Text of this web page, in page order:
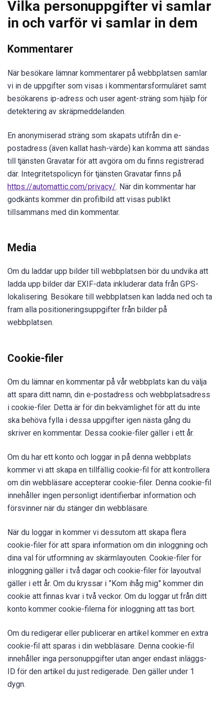
Vilka personuppgifter vi samlar
in och varför vi samlar in dem
Kommentarer
När besökare lämnar kommentarer på webbplatsen samlar
vi in de uppgifter som visas i kommentarsformuläret samt
besökarens ip-adress och user agent-sträng som hjälp för
detektering av skräpmeddelanden.
En anonymiserad sträng som skapats utifrån din e-
postadress (även kallat hash-värde) kan komma att sändas
till tjänsten Gravatar för att avgöra om du finns registrerad
där. Integritetspolicyn för tjänsten Gravatar finns på
https://automattic.com/privacy/. När din kommentar har
godkänts kommer din profilbild att visas publikt
tillsammans med din kommentar.
Media
Om du laddar upp bilder till webbplatsen bör du undvika att
ladda upp bilder där EXIF-data inkluderar data från GPS-
lokalisering. Besökare till webbplatsen kan ladda ned och ta
fram alla positioneringsuppgifter från bilder på
webbplatsen.
Cookie-filer
Om du lämnar en kommentar på vår webbplats kan du välja
att spara ditt namn, din e-postadress och webbplatsadress
i cookie-filer. Detta är för din bekvämlighet för att du inte
ska behöva fylla i dessa uppgifter igen nästa gång du
skriver en kommentar. Dessa cookie-filer gäller i ett år.
Om du har ett konto och loggar in på denna webbplats
kommer vi att skapa en tillfällig cookie-fil för att kontrollera
om din webbläsare accepterar cookie-filer. Denna cookie-fil
innehåller ingen personligt identifierbar information och
försvinner när du stänger din webbläsare.
När du loggar in kommer vi dessutom att skapa flera
cookie-filer för att spara information om din inloggning och
dina val för utformning av skärmlayouten. Cookie-filer för
inloggning gäller i två dagar och cookie-filer för layoutval
gäller i ett år. Om du kryssar i ”Kom ihåg mig” kommer din
cookie att finnas kvar i två veckor. Om du loggar ut från ditt
konto kommer cookie-filerna för inloggning att tas bort.
Om du redigerar eller publicerar en artikel kommer en extra
cookie-fil att sparas i din webbläsare. Denna cookie-fil
innehåller inga personuppgifter utan anger endast inläggs-
ID för den artikel du just redigerade. Den gäller under 1
dygn.